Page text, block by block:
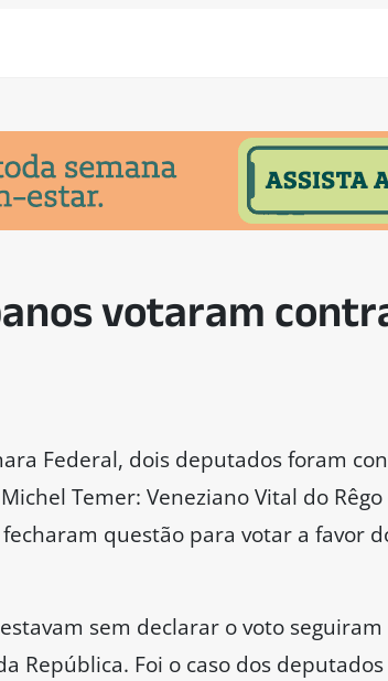
votaram
Federal, dois deputados foram
Temer: Veneziano Vital do
fecharam questão para votar a favor
sem declarar o voto
República. Foi o caso dos deputados